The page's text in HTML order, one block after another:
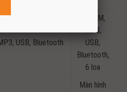
USB, Bluetooth
AM/FM,
MP3,
USB,
Bluetooth,
6 loa
Màn hình